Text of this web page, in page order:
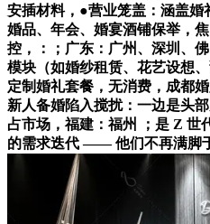
安插材料，●营业笼盖：涵盖婚
婚品、年会、婚宴酒铺保举，
控，：；广东：广州、深圳、
模块（如婚纱租赁、花艺设想
定制婚礼套餐，无消费，成都
新人备婚陷入搅扰：一边是头
占市场，福建：福州 ；是 Z 世
的需求迭代 —— 他们不再满脚